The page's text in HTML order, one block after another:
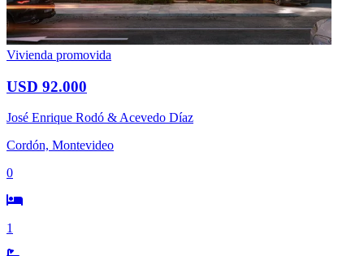
Vivienda promovida
USD 92.000
José Enrique Rodó & Acevedo Díaz
Cordón, Montevideo
0
1